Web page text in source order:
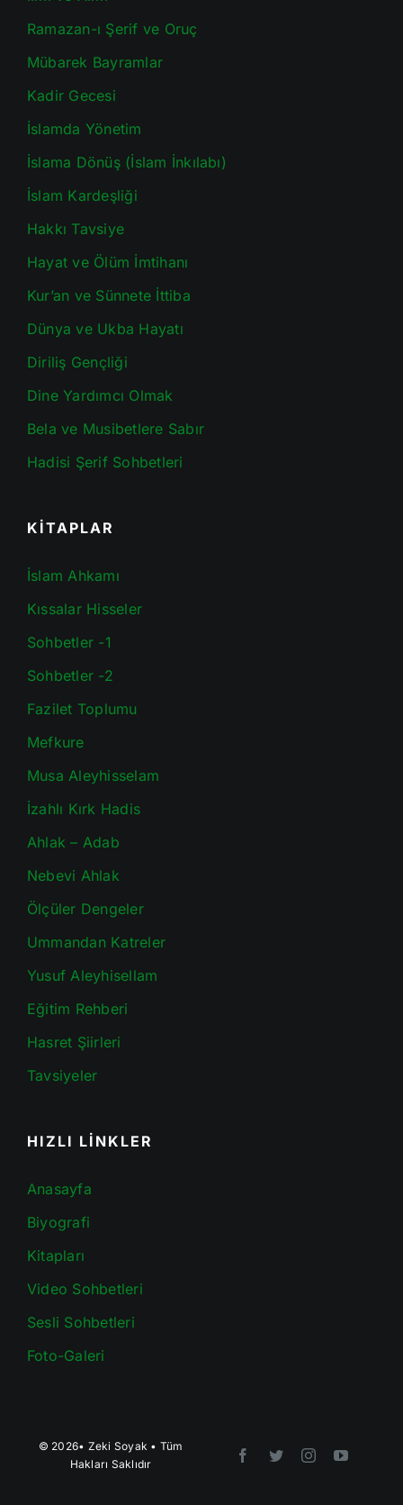
Ramazan-ı Şerif ve Oruç
Mübarek Bayramlar
Kadir Gecesi
İslamda Yönetim
İslama Dönüş (İslam İnkılabı)
İslam Kardeşliği
Hakkı Tavsiye
Hayat ve Ölüm İmtihanı
Kur’an ve Sünnete İttiba
Dünya ve Ukba Hayatı
Diriliş Gençliği
Dine Yardımcı Olmak
Bela ve Musibetlere Sabır
Hadisi Şerif Sohbetleri
KİTAPLAR
İslam Ahkamı
Kıssalar Hisseler
Sohbetler -1
Sohbetler -2
Fazilet Toplumu
Mefkure
Musa Aleyhisselam
İzahlı Kırk Hadis
Ahlak – Adab
Nebevi Ahlak
Ölçüler Dengeler
Ummandan Katreler
Yusuf Aleyhisellam
Eğitim Rehberi
Hasret Şiirleri
Tavsiyeler
HIZLI LİNKLER
Anasayfa
Biyografi
Kitapları
Video Sohbetleri
Sesli Sohbetleri
Foto-Galeri
© 2026• Zeki Soyak • Tüm
Hakları Saklıdır